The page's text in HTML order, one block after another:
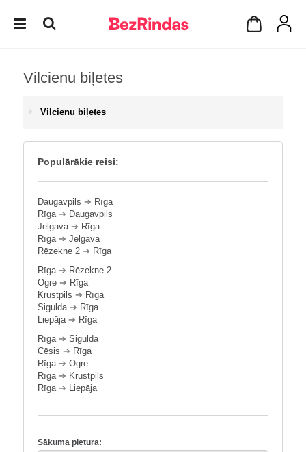
Vilcienu biļetes
Vilcienu biļetes
Populārākie reisi:
Daugavpils ➔ Rīga
Rīga➔ Daugavpils
Jelgava➔ Rīga
Rīga➔ Jelgava
Rēzekne 2 ➔ Rīga
Rīga➔ Rēzekne 2
Ogre ➔ Rīga
Krustpils ➔ Rīga
Sigulda➔ Rīga
Liepāja➔ Rīga
Rīga➔ Sigulda
Cēsis ➔ Rīga
Rīga➔ Ogre
Rīga➔ Krustpils
Rīga➔ Liepāja
Sākuma pietura: